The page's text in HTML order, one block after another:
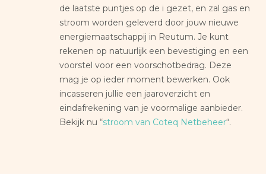
de laatste puntjes op de i gezet, en zal gas en
stroom worden geleverd door jouw nieuwe
energiemaatschappij in Reutum. Je kunt
rekenen op natuurlijk een bevestiging en een
voorstel voor een voorschotbedrag. Deze
mag je op ieder moment bewerken. Ook
incasseren jullie een jaaroverzicht en
eindafrekening van je voormalige aanbieder.
Bekijk nu “stroom van Coteq Netbeheer“.